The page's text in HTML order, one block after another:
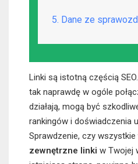
5. Dane ze
Linki są istotną częścią
tak naprawdę w ogóle
działają, mogą być
rankingów i doświadczenia
Sprawdzenie, czy wszystkie
zewnętrzne linki w Twojej